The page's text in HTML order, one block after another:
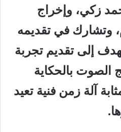
زكي، وإخراج
وتشارك في تقديمه
إلى تقديم تجربة
الصوت بالحكاية
آلة زمن فنية تعيد